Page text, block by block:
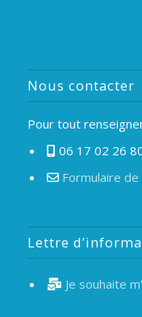
Nous contacter
Pour tout
06 17 02 26
Formulaire
Lettre
Je souhaite